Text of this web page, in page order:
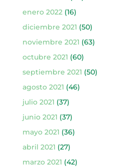
enero 2022(16)
diciembre 2021 (50)
noviembre 2021 (63)
octubre 2021 (60)
septiembre 2021 (50)
agosto 2021 (46)
julio 2021 (37)
junio 2021 (37)
mayo 2021 (36)
abril 2021 (27)
marzo 2021 (42)